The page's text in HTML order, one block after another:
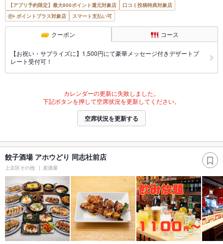
【アプリ予約限定】最大800ポイント還元対象店
口コミ投稿特典対象店
ポイントプラス対象店
スマート支払い可
クーポン コース
【お祝い・サプライズに】1,500円にて豪華メッセージ付きデザートプ
レート受付可！
カレンダーの更新に失敗しました。
下記ボタンを押して空席状況を更新してください。
空席状況を更新する
餃子酒場 アホウどり 同志社前店
上京区その他 居酒屋